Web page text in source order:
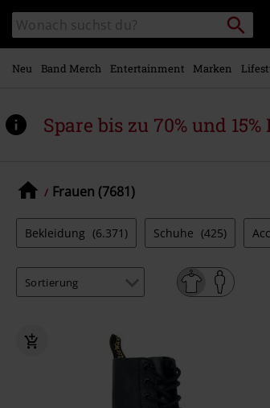
Hauptinhalt
springen
Katalog
durchsuchen
suchen
Neu Band Merch Entertainment Marken
Spare bis zu 70% und
Frauen (7681)
Bekleidung (6.371) Schuhe (425)